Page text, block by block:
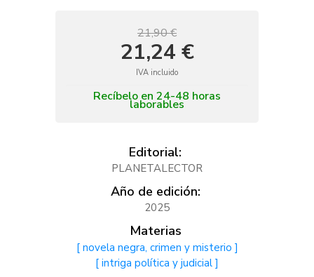
21,90 €
21,24 €
IVA incluido
Recíbelo en 24-48 horas
laborables
Editorial:
PLANETALECTOR
Año de edición:
2025
Materias
[ novela negra, crimen y misterio ]
[ intriga política y judicial ]